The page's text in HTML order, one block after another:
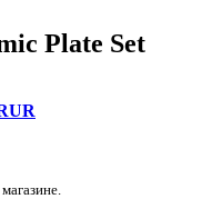
Plate Set